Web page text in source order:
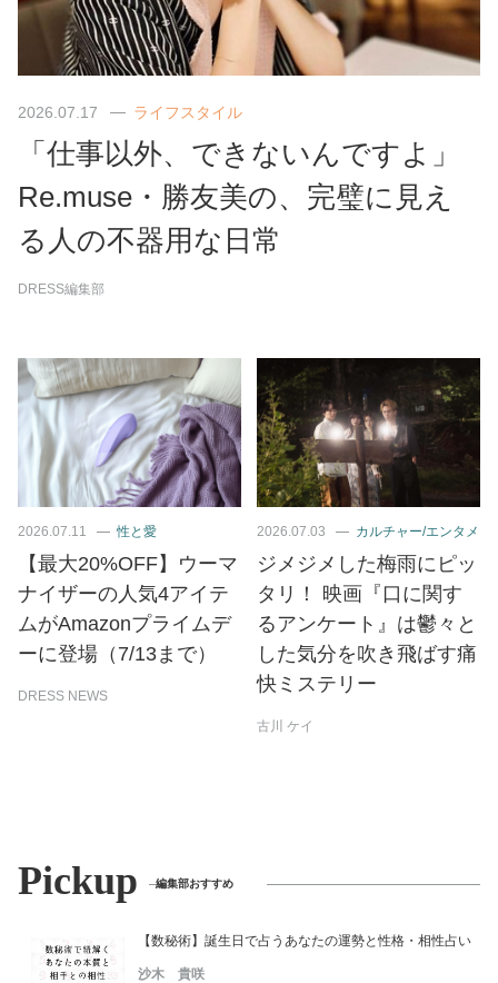
2026.07.17 ライフスタイル
「仕事以外、できないんですよ」
Re.muse・勝友美の、完璧に見え
る人の不器用な日常
DRESS編集部
2026.07.11 性と愛
【最大20%OFF】ウーマ
ナイザーの人気4アイテ
ムがAmazonプライムデ
ーに登場（7/13まで）
DRESS NEWS
2026.07.03 カルチャー/エンタメ
ジメジメした梅雨にピッ
タリ！ 映画『口に関す
るアンケート』は鬱々と
した気分を吹き飛ばす痛
快ミステリー
古川 ケイ
Pickup 編集部おすすめ
【数秘術】誕生日で占うあなたの運勢と性格・相性占い
沙木 貴咲